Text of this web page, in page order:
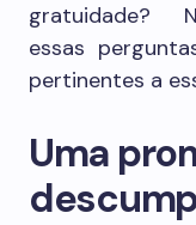
gratuidade?
essas
pertinentes a
Uma